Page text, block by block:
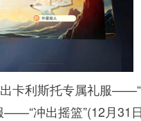
卡利斯托专属礼服
——“冲出摇篮”(12月31